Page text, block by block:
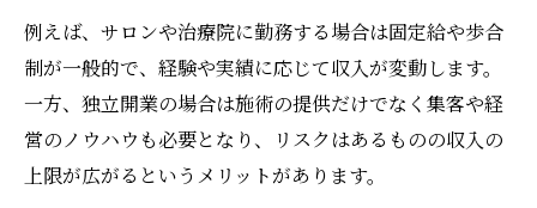
働き方を重視する人に選ばれる美容鍼の理由
働き方の自由度が高い美容鍼の魅力とは
美容鍼が自分らしい働き方に合う理由
美容鍼施術者が選ぶ多様な働き方の形
美容鍼で叶えるワークライフバランスの実
例えば、サロンや治療院に勤務する場合は固定給や歩合
制が一般的で、経験や実績に応じて収入が変動します。
一方、独立開業の場合は施術の提供だけでなく集客や経
営のノウハウも必要となり、リスクはあるものの収入の
上限が広がるというメリットがあります。